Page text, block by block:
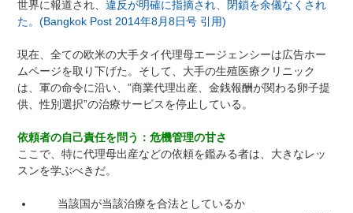
世界に報道され、違反が明確に指摘され、閉鎖を余儀なくされ
た。(Bangkok Post 2014年8月8日号 引用)
現在、全ての欧米の大手タイ代理母エージェンシーは広告ホー
ムページを取り下げた。そして、大手の生殖医療クリニック
は、軍の命令に沿い、”商業代理出産、金銭報酬が関わる卵子提
供、性別選択”の治療サービスを停止している。
依頼者の自己責任を問う：危機管理の甘さ
ここで、特に代理母出産などの依頼を鑑みる者は、大きなレッ
スンを学ぶべきだ。
当該国が当該治療を合法としているか